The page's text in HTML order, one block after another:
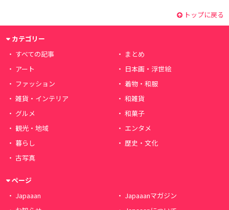
トップに戻る
カテゴリー
すべての記事
まとめ
アート
日本画・浮世絵
ファッション
着物・和服
雑貨・インテリア
和雑貨
グルメ
和菓子
観光・地域
エンタメ
暮らし
歴史・文化
古写真
ページ
Japaaan
Japaaanマガジン